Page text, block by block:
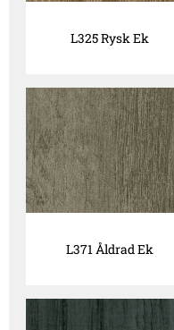
L325 Rysk Ek
L371 Åldrad Ek